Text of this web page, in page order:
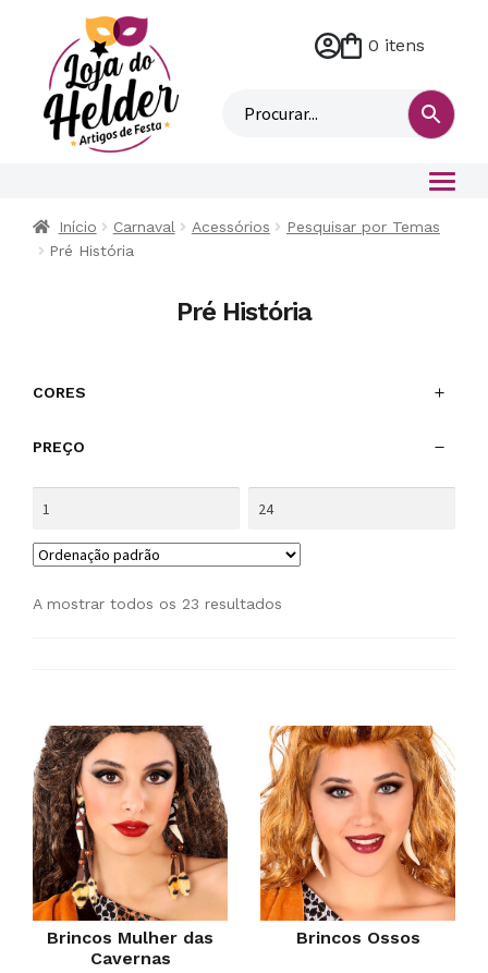
M
n
0 itens
Início Carnaval Acessórios
Pesquisar por Temas
Pré História
Pré História
CORES
PREÇO
A mostrar todos os 23 resultados
Brincos Mulher das
Cavernas
Brincos Ossos